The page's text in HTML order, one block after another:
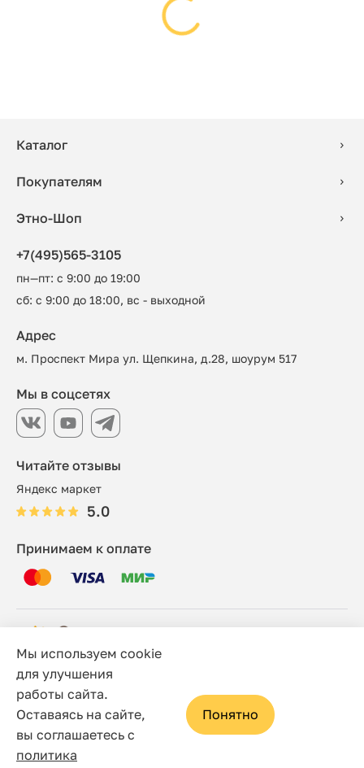
Каталог
Покупателям
Этно-Шоп
+7(495)565-3105
пн—пт: с 9:00 до 19:00
сб: с 9:00 до 18:00, вс - выходной
Читайте отзывы
Яндекс маркет
5.0
Адрес
м. Проспект Мира ул. Щепкина, д.28, шоурум 517
Принимаем к оплате
Мы в соцсетях
© 2006 - 2026 Этно-шоп, Интернет-магазин
Политика конфиденциальности
Сайт носит исключительно информационный характер, и
ни при каких условиях не является публичной офертой,
определяемой положениями статьи 437(2) Гражданского
Мы используем cookie
для улучшения
работы сайта.
Оставаясь на сайте,
вы соглашаетесь с
политика
Понятно